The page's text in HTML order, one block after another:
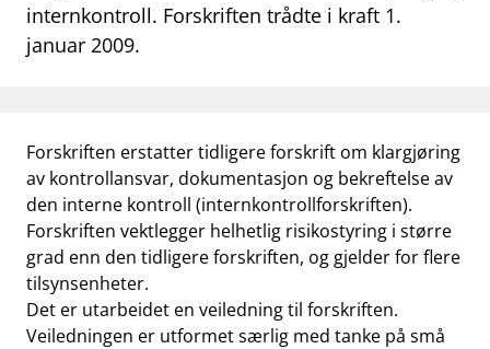
internkontroll. Forskriften trådte i kraft 1.
januar 2009.
Forskriften erstatter tidligere forskrift om klargjøring
av kontrollansvar, dokumentasjon og bekreftelse av
den interne kontroll (internkontrollforskriften).
Forskriften vektlegger helhetlig risikostyring i større
grad enn den tidligere forskriften, og gjelder for flere
tilsynsenheter.
Det er utarbeidet en veiledning til forskriften.
Veiledningen er utformet særlig med tanke på små